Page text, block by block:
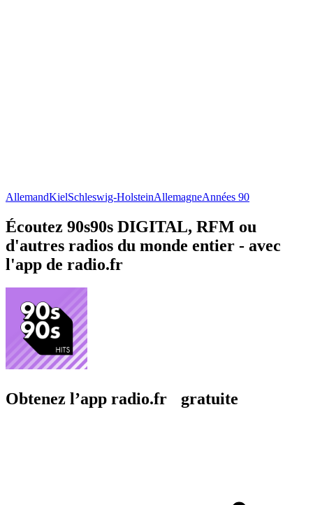
AllemandKielSchleswig-HolsteinAllemagneAnnées 90
Écoutez 90s90s DIGITAL, RFM ou
d'autres radios du monde entier - avec
l'app de radio.fr
Obtenez l’app radio.fr gratuite